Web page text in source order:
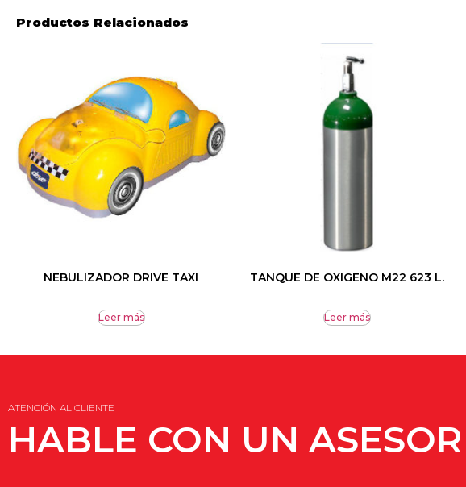
Productos Relacionados
NEBULIZADOR DRIVE TAXI
Leer más
TANQUE DE OXIGENO M22 623 L.
Leer más
ATENCIÓN AL CLIENTE
HABLE CON UN ASESOR